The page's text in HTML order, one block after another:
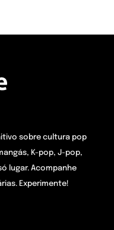
sobre cultura pop
K-pop, J-pop,
lugar. Acompanhe
Experimente!